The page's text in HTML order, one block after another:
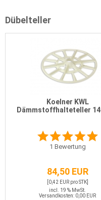
Dübelteller
Koelner KWL
Dämmstoffhalteteller
1 Bewertung
84,50 EUR
[0,42 EUR pro STK]
incl. 19 % MwSt.
Versandkosten: 0,00 EUR